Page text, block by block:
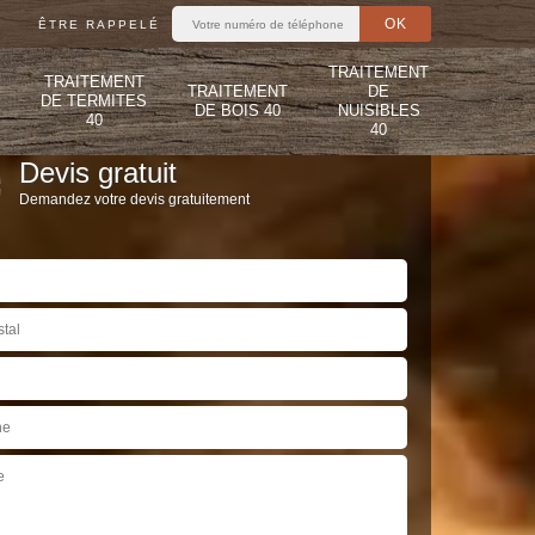
ÊTRE RAPPELÉ
TRAITEMENT
DE TERMITES
40
TRAITEMENT
DE BOIS 40
TRAITEMENT
DE
NUISIBLES
40
Devis gratuit
Demandez votre devis gratuitement